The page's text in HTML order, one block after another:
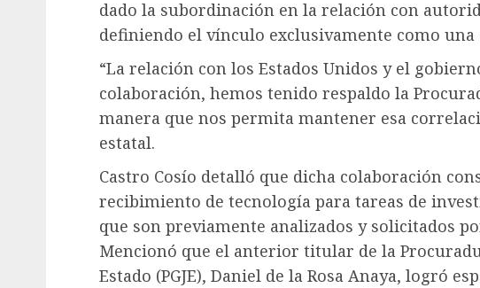
dado la subordinación en la relación con
definiendo el vínculo exclusivamente como una
“La relación con los Estados Unidos y el
colaboración, hemos tenido respaldo la
manera que nos permita mantener esa
estatal.
Castro Cosío detalló que dicha colaboración
recibimiento de tecnología para tareas de
que son previamente analizados y solicitados
Mencionó que el anterior titular de la
Estado (PGJE), Daniel de la Rosa Anaya, logró